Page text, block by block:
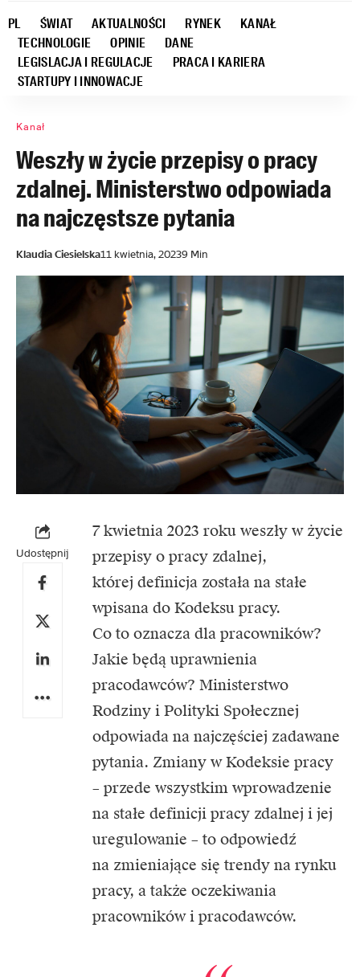
PL ŚWIAT AKTUALNOŚCI RYNEK
KANAŁ
TECHNOLOGIE
OPINIE
DANE
LEGISLACJA I REGULACJE
PRACA I KARIERA
STARTUPY I INNOWACJE
Kanał
Weszły w życie przepisy o pracy
zdalnej. Ministerstwo odpowiada
na najczęstsze pytania
Klaudia Ciesielska11 kwietnia, 20239 Min
Udostępnij
7 kwietnia 2023 roku weszły w życie
przepisy o pracy zdalnej,
której definicja została na stałe
wpisana do Kodeksu pracy.
Co to oznacza dla pracowników?
Jakie będą uprawnienia
pracodawców? Ministerstwo
Rodziny i Polityki Społecznej
odpowiada na najczęściej zadawane
pytania. Zmiany w Kodeksie pracy
– przede wszystkim wprowadzenie
na stałe definicji pracy zdalnej i jej
uregulowanie – to odpowiedź
na zmieniające się trendy na rynku
pracy, a także oczekiwania
pracowników i pracodawców.